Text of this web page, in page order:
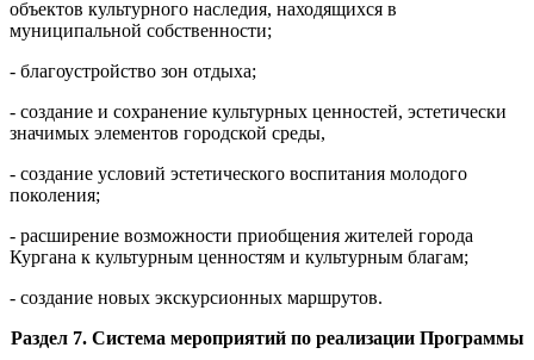
объектов культурного наследия, находящихся в
муниципальной собственности;
- благоустройство зон отдыха;
- создание и сохранение культурных ценностей, эстетически
значимых элементов городской среды,
- создание условий эстетического воспитания молодого
поколения;
- расширение возможности приобщения жителей города
Кургана к культурным ценностям и культурным благам;
- создание новых экскурсионных маршрутов.
Раздел 7. Система мероприятий по реализации Программы